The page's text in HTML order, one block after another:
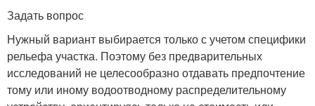
Задать вопрос
Нужный вариант выбирается только с учетом специфики
рельефа участка. Поэтому без предварительных
исследований не целесообразно отдавать предпочтение
тому или иному водоотводному распределительному